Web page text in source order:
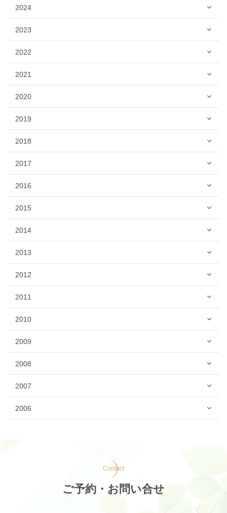
2024
2023
2022
2021
2020
2019
2018
2017
2016
2015
2014
2013
2012
2011
2010
2009
2008
2007
2006
Contact
ご予約・お問い合せ